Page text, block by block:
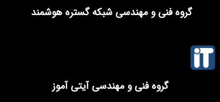
گروه فنی و مهندسی شبکه گستره هوشمند
گروه فنی و مهندسی آیتی آموز